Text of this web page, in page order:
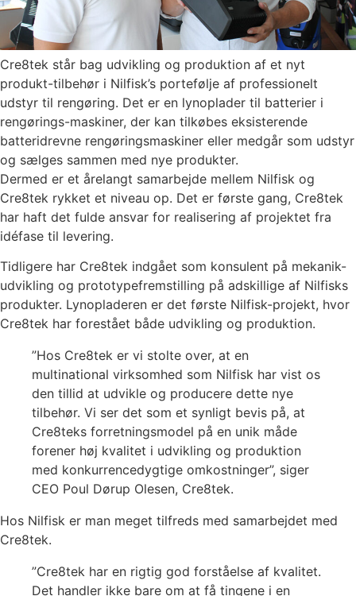
Cre8tek står bag udvikling og produktion af et nyt
produkt-tilbehør i Nilfisk’s portefølje af professionelt
udstyr til rengøring. Det er en lynoplader til batterier i
rengørings-maskiner, der kan tilkøbes eksisterende
batteridrevne rengøringsmaskiner eller medgår som udstyr
og sælges sammen med nye produkter.
Dermed er et årelangt samarbejde mellem Nilfisk og
Cre8tek rykket et niveau op. Det er første gang, Cre8tek
har haft det fulde ansvar for realisering af projektet fra
idéfase til levering.
Tidligere har Cre8tek indgået som konsulent på mekanik-
udvikling og prototypefremstilling på adskillige af Nilfisks
produkter. Lynopladeren er det første Nilfisk-projekt, hvor
Cre8tek har forestået både udvikling og produktion.
”Hos Cre8tek er vi stolte over, at en
multinational virksomhed som Nilfisk har vist os
den tillid at udvikle og producere dette nye
tilbehør. Vi ser det som et synligt bevis på, at
Cre8teks forretningsmodel på en unik måde
forener høj kvalitet i udvikling og produktion
med konkurrencedygtige omkostninger”, siger
CEO Poul Dørup Olesen, Cre8tek.
Hos Nilfisk er man meget tilfreds med samarbejdet med
Cre8tek.
”Cre8tek har en rigtig god forståelse af kvalitet.
Det handler ikke bare om at få tingene i en